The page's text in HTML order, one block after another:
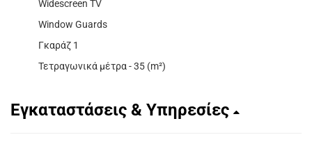
Widescreen TV
Window Guards
Γκαράζ 1
Τετραγωνικά μέτρα - 35 (m²)
Εγκαταστάσεις & Υπηρεσίες